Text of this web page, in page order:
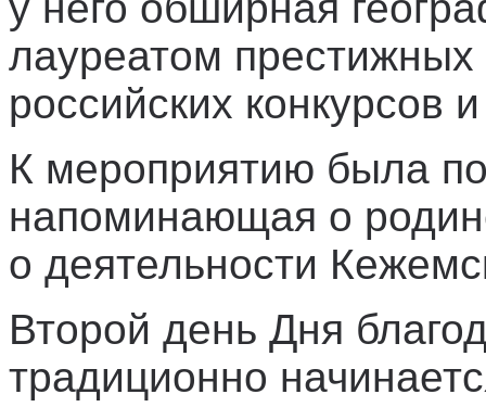
лауреатом
российских конкурсов
К мероприятию была
напоминающая о
о деятельности
Второй день Дня
традиционно